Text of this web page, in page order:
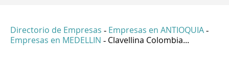
Directorio de Empresas - Empresas en ANTIOQUIA -
Empresas en MEDELLIN - Clavellina Colombia...